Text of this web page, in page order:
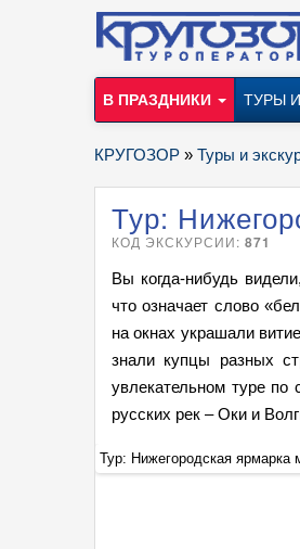
В ПРАЗДНИКИ ТУРЫ
КРУГОЗОР » Туры и
Тур:
КОД ЭКСКУРСИИ:871
Вы когда-нибудь
что означает слово
на окнах украшали
знали купцы разных
увлекательном туре по
русских рек – Оки и
Тур: Нижегородская ярмарка